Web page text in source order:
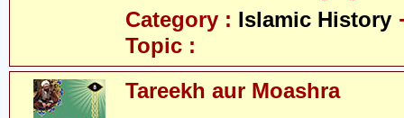
Category : Islamic History
Topic :
Tareekh aur Moashra